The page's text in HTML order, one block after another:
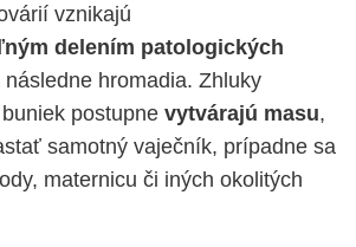
vznikajú
delením patologických
následne hromadia. Zhluky
postupne vytvárajú masu,
samotný vaječník, prípadne sa
maternicu či iných okolitých